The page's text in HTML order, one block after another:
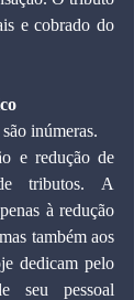
e cobrado do
inúmeras.
e redução de
tributos. A
à redução
também aos
dedicam pelo
seu pessoal